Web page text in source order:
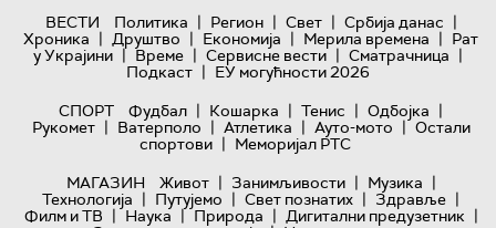
ВЕСТИ Политика | Регион | Свет | Србија данас |
Хроника | Друштво | Економија | Мерила времена | Рат
у Украјини | Време | Сервисне вести | Сматрачница |
Подкаст | ЕУ могућности 2026
СПОРТ
Фудбал | Кошарка | Тенис | Одбојка |
Рукомет | Ватерполо | Атлетика | Ауто-мото | Остали
спортови | Меморијал РТС
МАГАЗИН
Живот | Занимљивости | Музика |
Технологијa | Путујемо | Свет познатих | Здравље |
Филм и ТВ | Наука | Природа | Дигитални предузетник |